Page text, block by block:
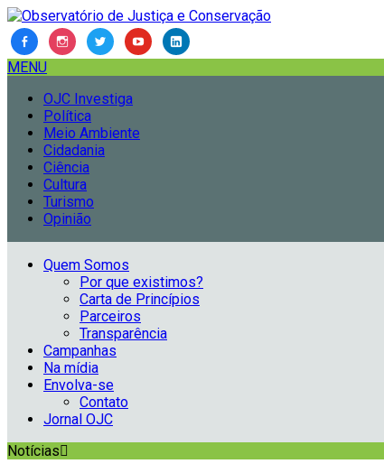
MENU
OJC Investiga
Política
Meio Ambiente
Cidadania
Ciência
Cultura
Turismo
Opinião
Quem Somos
Por que existimos?
Carta de Princípios
Parceiros
Transparência
Campanhas
Na mídia
Envolva-se
Contato
Jornal OJC
Notícias